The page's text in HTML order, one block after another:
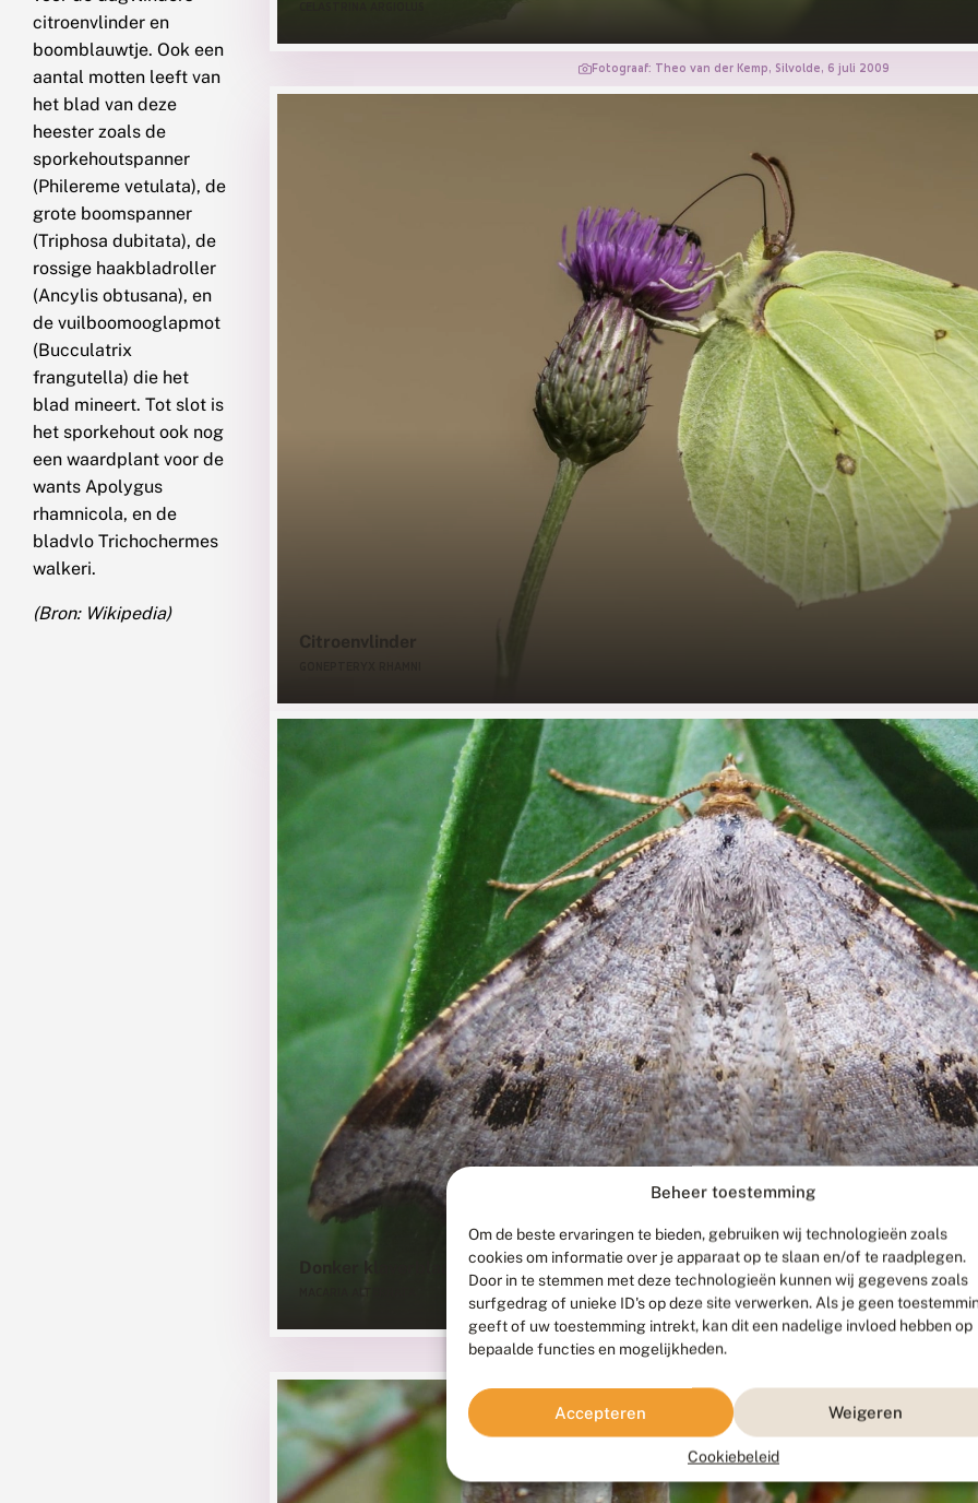
Beheer toestemming
Om de beste ervaringen te bieden, gebruiken wij technologieën zoals
cookies om informatie over je apparaat op te slaan en/of te raadplegen.
Door in te stemmen met deze technologieën kunnen wij gegevens zoals
surfgedrag of unieke ID's op deze site verwerken. Als je geen
geeft of uw toestemming intrekt, kan dit een nadelige invloed hebben op
bepaalde functies en mogelijkheden.
Accepteren Weigeren
Cookiebeleid
citroenvlinder en
boomblauwtje. Ook een
aantal motten leeft van
het blad van deze
heester zoals de
sporkehoutspanner
(Philereme vetulata), de
grote boomspanner
(Triphosa dubitata), de
rossige haakbladroller
(Ancylis obtusana), en
de vuilboomooglapmot
(Bucculatrix
frangutella) die het
blad mineert. Tot slot is
het sporkehout ook nog
een waardplant voor de
wants Apolygus
rhamnicola, en de
bladvlo Trichochermes
walkeri.
(Bron: Wikipedia)
Fotograaf: Theo van der Kemp, Silvolde, 6 juli 2009
Citroenvlinder
Donker klaverblaadje
Fotograaf: Martien van den Heuvel, Boxmeer, 28 juli 2013